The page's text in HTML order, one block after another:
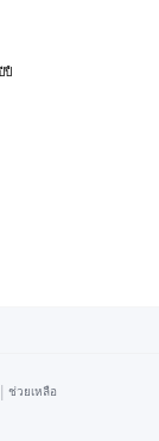
ปี้
| ช่วยเหลือ